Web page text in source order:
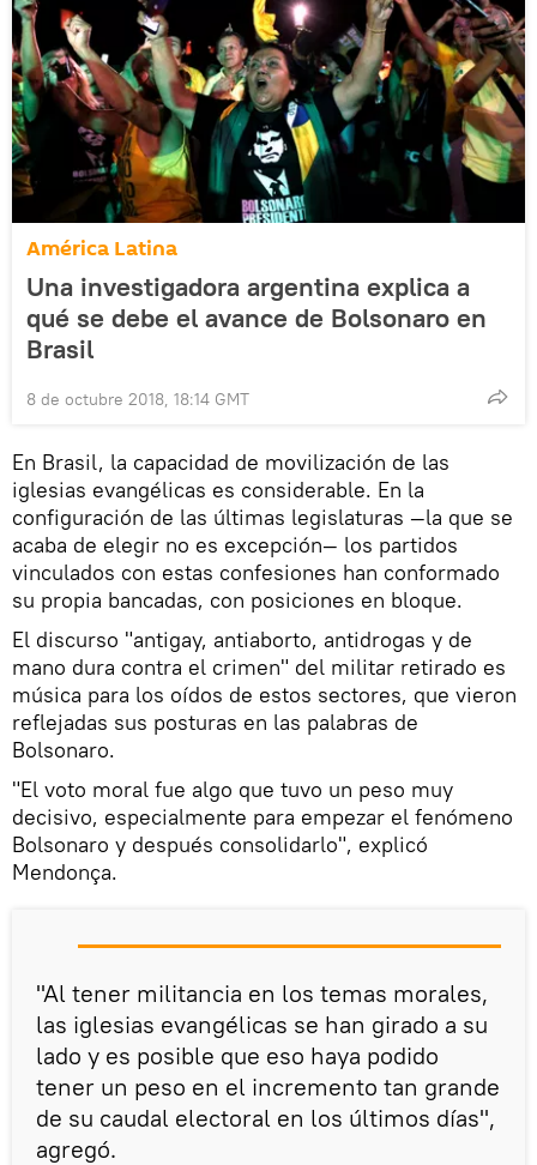
América Latina
Una investigadora argentina explica a
qué se debe el avance de Bolsonaro en
Brasil
8 de octubre 2018, 18:14 GMT
En Brasil, la capacidad de movilización de las
iglesias evangélicas es considerable. En la
configuración de las últimas legislaturas —la que se
acaba de elegir no es excepción— los partidos
vinculados con estas confesiones han conformado
su propia bancadas, con posiciones en bloque.
El discurso "antigay, antiaborto, antidrogas y de
mano dura contra el crimen" del militar retirado es
música para los oídos de estos sectores, que vieron
reflejadas sus posturas en las palabras de
Bolsonaro.
"El voto moral fue algo que tuvo un peso muy
decisivo, especialmente para empezar el fenómeno
Bolsonaro y después consolidarlo", explicó
Mendonça.
"Al tener militancia en los temas morales,
las iglesias evangélicas se han girado a su
lado y es posible que eso haya podido
tener un peso en el incremento tan grande
de su caudal electoral en los últimos días",
agregó.